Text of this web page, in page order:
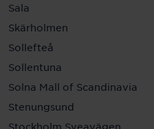
Sala
Skärholmen
Sollefteå
Sollentuna
Solna Mall of Scandinavia
Stenungsund
Stockholm Sveavägen